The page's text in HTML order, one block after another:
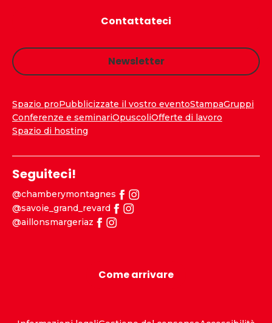
Contattateci
Newsletter
Spazio proPubblicizzate il vostro eventoStampaGruppi
Conferenze e seminariOpuscoliOfferte di lavoro
Spazio di hosting
Seguiteci!
@chamberymontagnes
@savoie_grand_revard
@aillonsmargeriaz
Come arrivare